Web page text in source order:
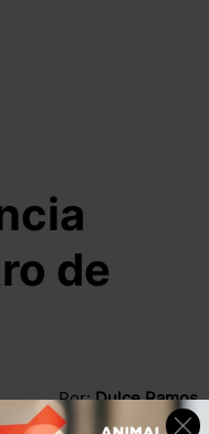
de
Por: Dulce Ramos
@
WikiRamos